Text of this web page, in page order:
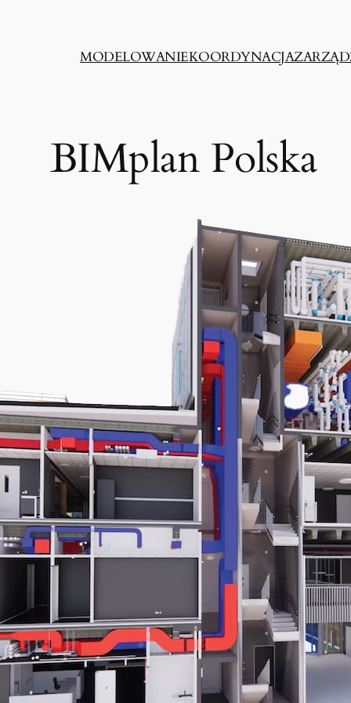
MODELOWANIEKOORDYNACJA
BIMplan Polska